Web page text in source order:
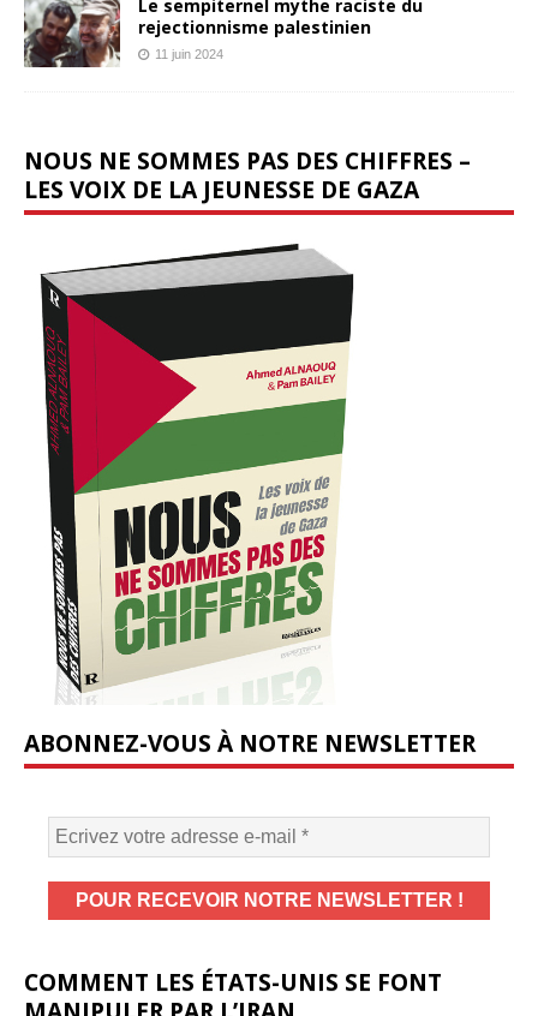
Le sempiternel mythe raciste du
rejectionnisme palestinien
11 juin 2024
NOUS NE SOMMES PAS DES CHIFFRES –
LES VOIX DE LA JEUNESSE DE GAZA
ABONNEZ-VOUS À NOTRE NEWSLETTER
COMMENT LES ÉTATS-UNIS SE FONT